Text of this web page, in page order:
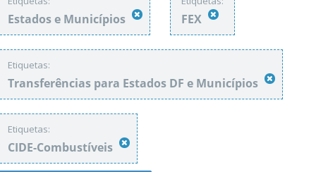
Estados e Municípios FEX
Etiquetas:
Transferências para Estados DF e Municípios
Etiquetas:
CIDE-Combustíveis